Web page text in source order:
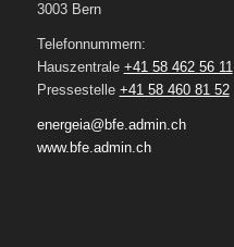
3003 Bern
Telefonnummern:
Hauszentrale +41 58 462 56 11
Pressestelle +41 58 460 81 52
energeia@bfe.admin.ch
www.bfe.admin.ch